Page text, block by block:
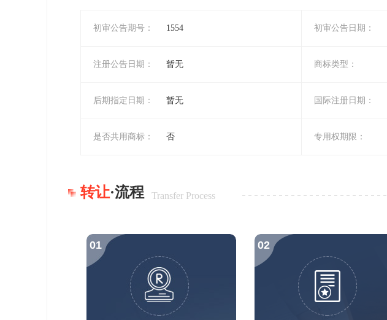
初审公告期号： 1554 初审公告日期：
注册公告日期： 暂无 商标类型：
后期指定日期： 暂无 国际注册日期：
是否共用商标： 否 专用权期限：
转让·流程 Transfer Process